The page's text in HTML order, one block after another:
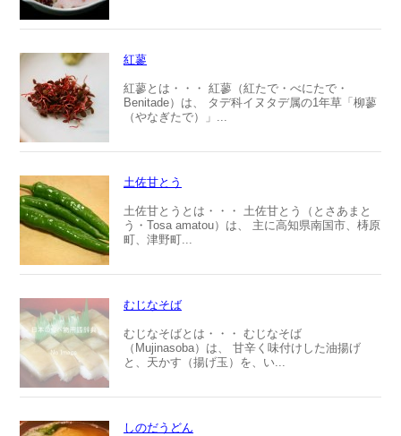
紅蓼
紅蓼とは・・・ 紅蓼（紅たで・べにたで・
Benitade）は、 タデ科イヌタデ属の1年草「柳蓼
（やなぎたで）」...
土佐甘とう
土佐甘とうとは・・・ 土佐甘とう（とさあまと
う・Tosa amatou）は、 主に高知県南国市、梼原
町、津野町...
むじなそば
むじなそばとは・・・ むじなそば
（Mujinasoba）は、 甘辛く味付けした油揚げ
と、天かす（揚げ玉）を、い...
しのだうどん